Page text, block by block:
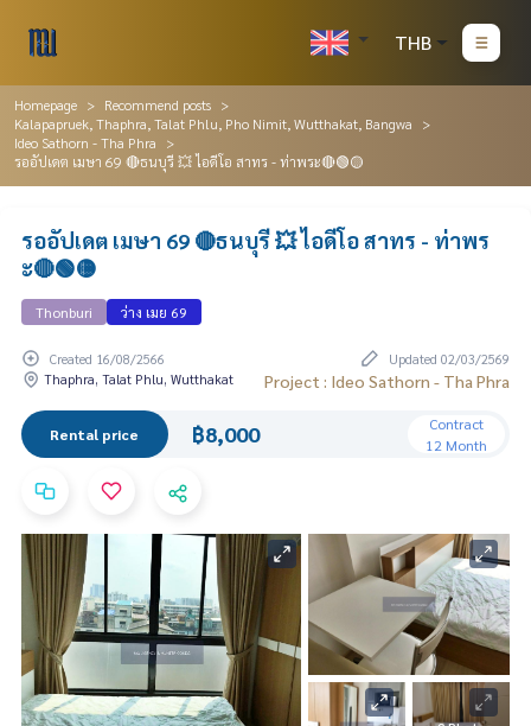
THB
Homepage
Recommend posts
Kalapapruek, Thaphra, Talat Phlu, Pho Nimit, Wutthakat, Bangwa
Ideo Sathorn - Tha Phra
รออัปเดต เมษา 69 🔴ธนบุรี 💥 ไอดีโอ สาทร - ท่าพระ🔴🟢🟡
รออัปเดต เมษา 69 🔴ธนบุรี 💥 ไอดีโอ สาทร - ท่าพร
ะ🔴🟢🟡
Thonburi ว่าง เมย 69
Created 16/08/2566
Updated 02/03/2569
Thaphra, Talat Phlu, Wutthakat
Project : Ideo Sathorn - Tha Phra
Rental price ฿8,000
Contract
12 Month